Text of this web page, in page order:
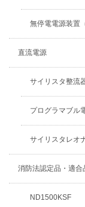
無停電電源装置
直流電源
サイリスタ整流
プログラマブル
サイリスタレオ
消防法認定品・適合
ND1500KSF